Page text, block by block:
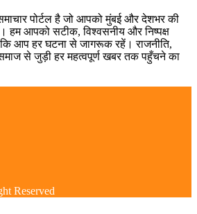
समाचार पोर्टल है जो आपको मुंबई और देशभर की
हम आपको सटीक, विश्वसनीय और निष्पक्ष
आप हर घटना से जागरूक रहें। राजनीति,
से जुड़ी हर महत्वपूर्ण खबर तक पहुँचने का
Reserved